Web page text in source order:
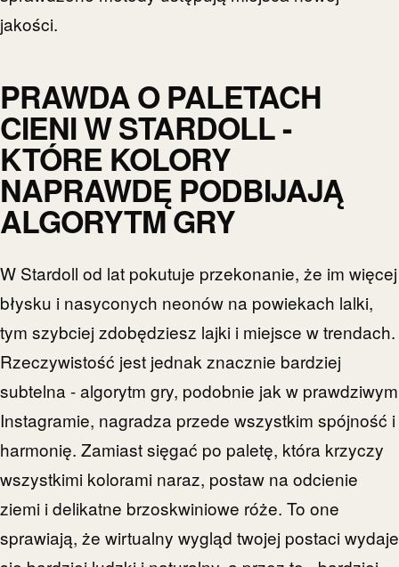
jakości.
PRAWDA O PALETACH
CIENI W STARDOLL -
KTÓRE KOLORY
NAPRAWDĘ PODBIJAJĄ
ALGORYTM GRY
W Stardoll od lat pokutuje przekonanie, że im więcej
błysku i nasyconych neonów na powiekach lalki,
tym szybciej zdobędziesz lajki i miejsce w trendach.
Rzeczywistość jest jednak znacznie bardziej
subtelna - algorytm gry, podobnie jak w prawdziwym
Instagramie, nagradza przede wszystkim spójność i
harmonię. Zamiast sięgać po paletę, która krzyczy
wszystkimi kolorami naraz, postaw na odcienie
ziemi i delikatne brzoskwiniowe róże. To one
sprawiają, że wirtualny wygląd twojej postaci wydaje